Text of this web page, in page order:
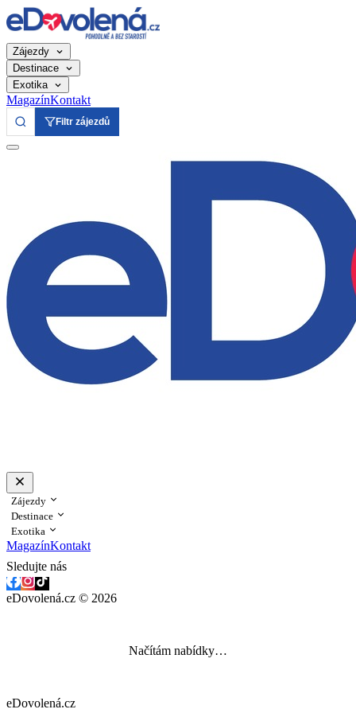
Zájezdy
Destinace
Exotika
MagazínKontakt
Filtr zájezdů
Zájezdy
Destinace
Exotika
MagazínKontakt
Sledujte nás
eDovolená.cz © 2026
Načítám nabídky…
eDovolená.cz